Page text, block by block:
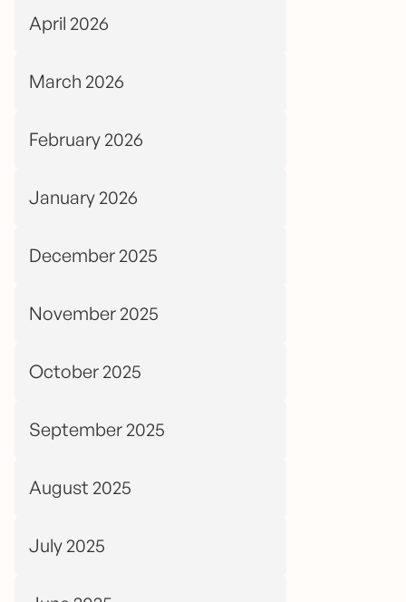
April 2026
March 2026
February 2026
January 2026
December 2025
November 2025
October 2025
September 2025
August 2025
July 2025